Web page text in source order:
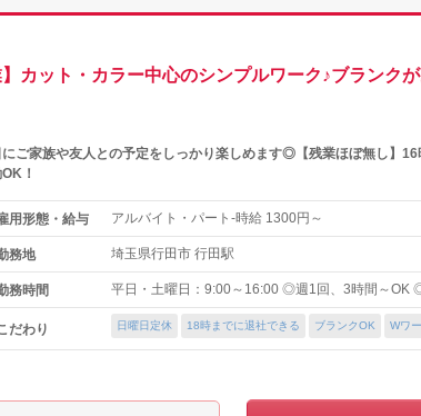
カット・カラー中心のシンプルワーク♪ブランク
にご家族や友人との予定をしっかり楽しめます◎【残業ほぼ無し】
！
用形態・給与 アルバイト・パート-時給 1300円～
務地 埼玉県行田市 行田駅
務時間 平日・土曜日：9:00～16:00 ◎週1回、3時間～OK
だわり 日曜日定休 18時までに退社できる ブランクOK Wワ